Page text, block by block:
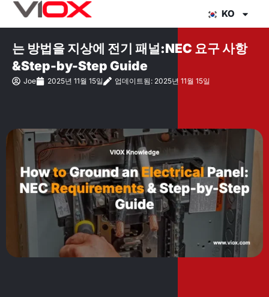
KO
는 방법을 지상에 전기 패널:NEC 요구 사항
&Step-by-Step Guide
Joe 2025년 11월 15일 업데이트됨: 2025년 11월 15일